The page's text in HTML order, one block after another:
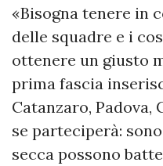
«Bisogna tenere in
delle squadre e i
ottenere un giusto
prima fascia
Catanzaro, Padova,
se parteciperà:
secca possono